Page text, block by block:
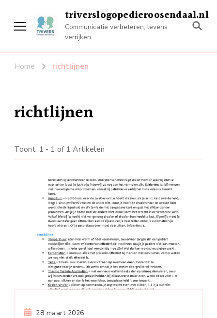
triverslogopedieroosendaal.nl
Communicatie verbeteren, levens
verrijken.
Home richtlijnen
richtlijnen
Toont: 1 - 1 of 1 Artikelen
28 maart 2026